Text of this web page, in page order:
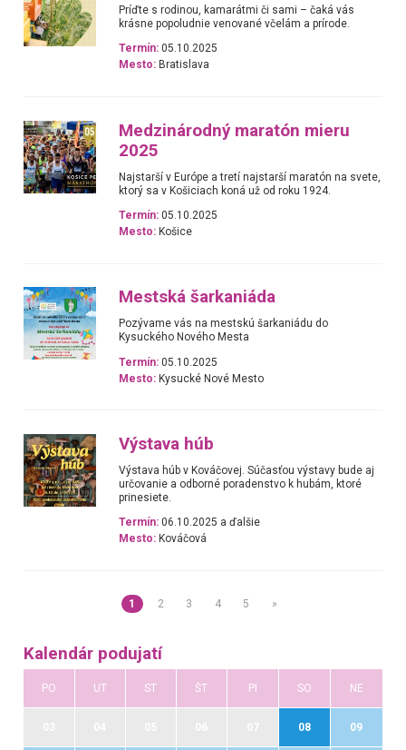
Príďte s rodinou, kamarátmi či sami – čaká vás
krásne popoludnie venované včelám a prírode.
Termín: 05.10.2025
Mesto: Bratislava
Medzinárodný maratón mieru
2025
Najstarší v Európe a tretí najstarší maratón na svete,
ktorý sa v Košiciach koná už od roku 1924.
Termín: 05.10.2025
Mesto: Košice
Mestská šarkaniáda
Pozývame vás na mestskú šarkaniádu do
Kysuckého Nového Mesta
Termín: 05.10.2025
Mesto: Kysucké Nové Mesto
Výstava húb
Výstava húb v Kováčovej. Súčasťou výstavy bude aj
určovanie a odborné poradenstvo k hubám, ktoré
prinesiete.
Termín: 06.10.2025 a ďalšie
Mesto: Kováčová
1 2 3 4 5 »
Kalendár podujatí
PO UT ST ŠT PI SO NE
08 09